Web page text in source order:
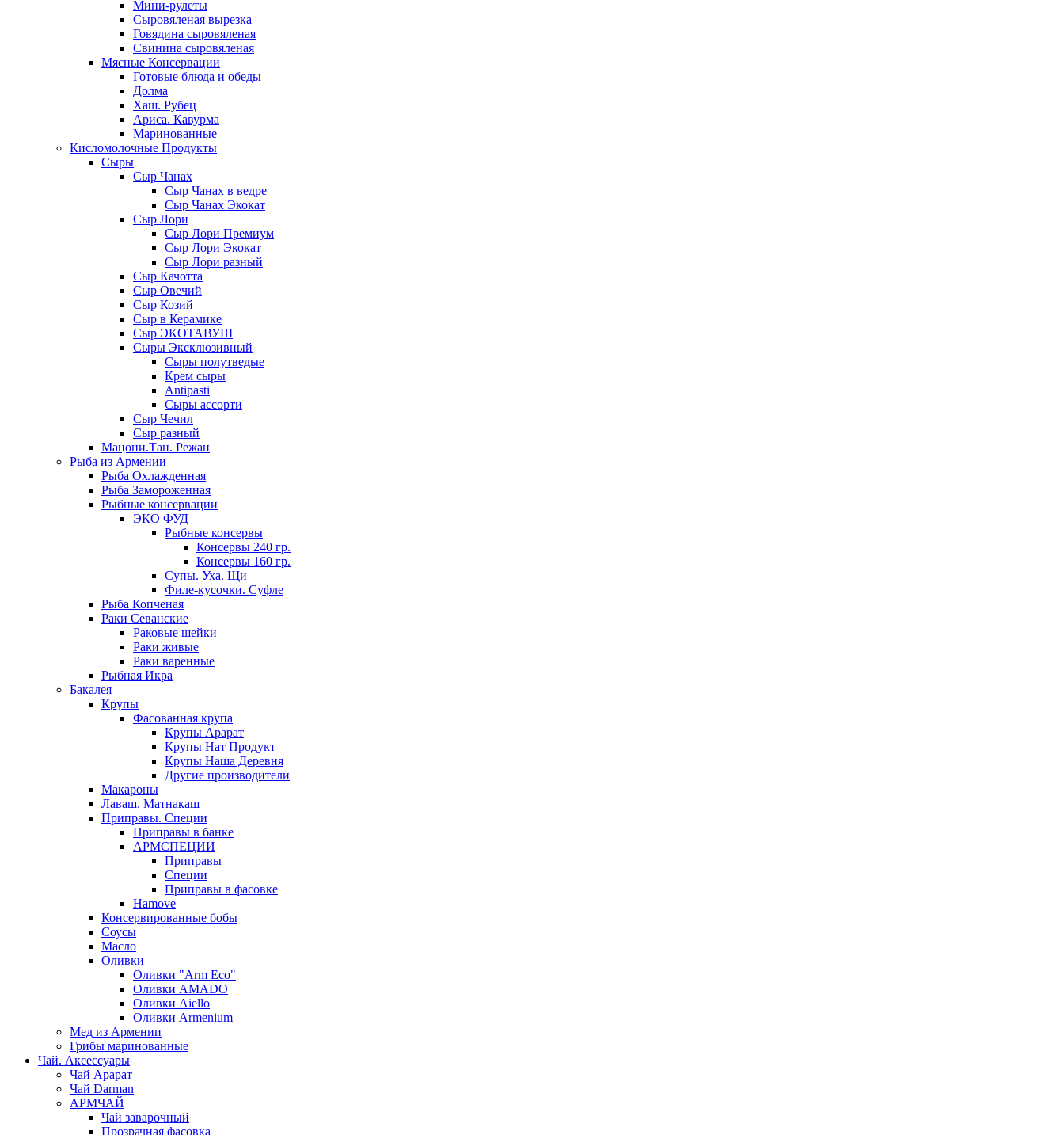
Мини-рулеты
Сыровяленая вырезка
Говядина сыровяленая
Свинина сыровяленая
Мясные Консервации
Готовые блюда и обеды
Долма
Хаш. Рубец
Ариса. Кавурма
Маринованные
Кисломолочные Продукты
Сыры
Сыр Чанах
Сыр Чанах в ведре
Сыр Чанах Экокат
Сыр Лори
Сыр Лори Премиум
Сыр Лори Экокат
Сыр Лори разный
Сыр Качотта
Сыр Овечий
Сыр Козий
Сыр в Керамике
Сыр ЭКОТАВУШ
Сыры Эксклюзивный
Сыры полутведые
Крем сыры
Antipasti
Сыры ассорти
Сыр Чечил
Сыр разный
Мацони.Тан. Режан
Рыба из Армении
Рыба Охлажденная
Рыба Замороженная
Рыбные консервации
ЭКО ФУД
Рыбные консервы
Консервы 240 гр.
Консервы 160 гр.
Супы. Уха. Щи
Филе-кусочки. Суфле
Рыба Копченая
Раки Севанские
Раковые шейки
Раки живые
Раки варенные
Рыбная Икра
Бакалея
Крупы
Фасованная крупа
Крупы Арарат
Крупы Нат Продукт
Крупы Наша Деревня
Другие производители
Макароны
Лаваш. Матнакаш
Приправы. Специи
Приправы в банке
АРМСПЕЦИИ
Приправы
Специи
Приправы в фасовке
Hamove
Консервированные бобы
Соусы
Масло
Оливки
Оливки "Arm Eco"
Оливки AMADO
Оливки Aiello
Оливки Armenium
Мед из Армении
Грибы маринованные
Чай. Аксессуары
Чай Арарат
Чай Darman
АРМЧАЙ
Чай заварочный
Прозрачная фасовка